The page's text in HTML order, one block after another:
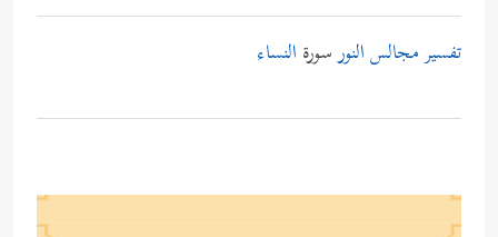
تفسير مجالس النورسورة النساء